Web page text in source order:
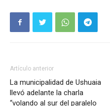
Artículo anterior
La municipalidad de Ushuaia
llevó adelante la charla
“volando al sur del paralelo